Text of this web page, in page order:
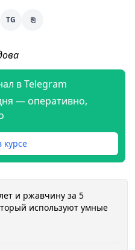
TG ⎘
в Telegram
— оперативно,
курсе
и ржавчину за 5
используют умные